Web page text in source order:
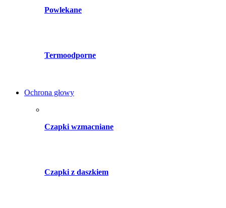
Powlekane
Termoodporne
Ochrona głowy
Czapki wzmacniane
Czapki z daszkiem